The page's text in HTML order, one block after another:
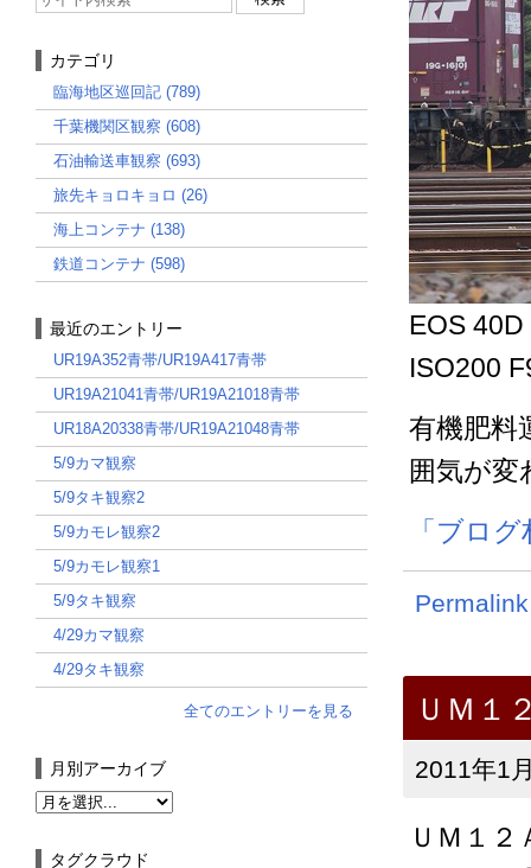
EOS
ISO200
有機肥料
囲気が変
「ブロ
Permalink
ＵＭ１
2011年1
ＵＭ１
カテゴリ
臨海地区巡回記 (789)
千葉機関区観察 (608)
石油輸送車観察 (693)
旅先キョロキョロ (26)
海上コンテナ (138)
鉄道コンテナ (598)
最近のエントリー
UR19A352青帯/UR19A417青帯
UR19A21041青帯/UR19A21018青帯
UR18A20338青帯/UR19A21048青帯
5/9カマ観察
5/9タキ観察2
5/9カモレ観察2
5/9カモレ観察1
5/9タキ観察
4/29カマ観察
4/29タキ観察
全てのエントリーを見る
月別アーカイブ
タグクラウド